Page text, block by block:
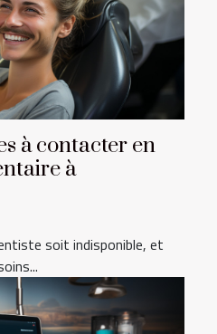
à contacter en
à
soit indisponible, et